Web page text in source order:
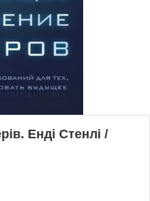
Енді Стенлі /